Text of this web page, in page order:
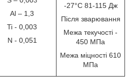
Al – 1,3
Ti - 0,003
N - 0,051
-27°С 81-115 Дж
Після зварювання
Межа текучості -
450 МПа
Межа міцності 610
МПа